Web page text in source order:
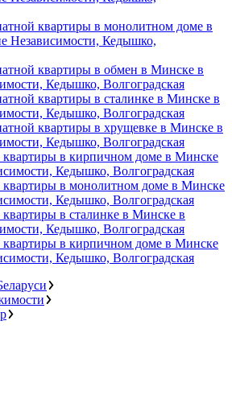
квартиры в монолитном доме в
Независимости, Кедышко,
квартиры в обмен в Минске в
Кедышко, Волгоградская
квартиры в сталинке в Минске в
Кедышко, Волгоградская
квартиры в хрущевке в Минске в
Кедышко, Волгоградская
в кирпичном доме в Минске
Кедышко, Волгоградская
в монолитном доме в Минске
Кедышко, Волгоградская
в сталинке в Минске в
Кедышко, Волгоградская
в кирпичном доме в Минске
Кедышко, Волгоградская